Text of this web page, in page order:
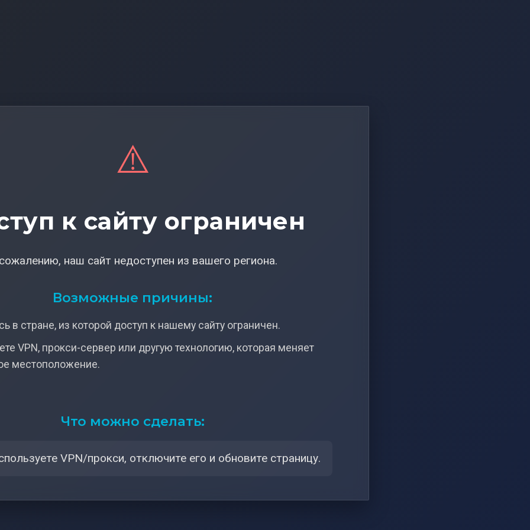
⚠️
к сайту ограничен
наш сайт недоступен из вашего региона.
Возможные причины:
в стране, из которой доступ к нашему сайту ограничен.
VPN, прокси-сервер или другую технологию, которая меняет
местоположение.
Что можно сделать:
VPN/прокси, отключите его и обновите страницу.